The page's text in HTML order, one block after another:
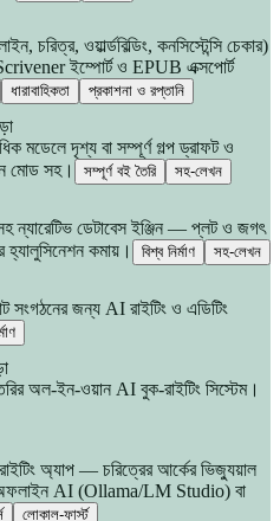
চরিত্র, ওয়ার্ল্ডবিল্ডিং, কনসিস্টেন্সি চেকার)
ইম্পোর্ট ও EPUB এক্সপোর্ট
ধারাবাহিকতা প্রকাশনা ও রপ্তানি
মডেলে দৃশ্য বা সম্পূর্ণ গল্প ড্রাফট ও
মোড সহ।
সম্পূর্ণ বই তৈরি সহ-লেখন
সহ ন্যারেটিভ ডেটাবেস ইঞ্জিন — প্লট ও জগৎ
হ্যালুসিনেশন কমায়।
বিশ্ব নির্মাণ সহ-লেখন
সংগঠনের জন্য AI রাইটিং ও এডিটিং
অল-ইন-ওয়ান AI বুক-রাইটিং সিস্টেম।
অ্যাপ — চরিত্রের আর্কের ভিজ্যুয়াল
অফলাইন AI (Ollama/LM Studio) বা
লোকাল-ফার্স্ট